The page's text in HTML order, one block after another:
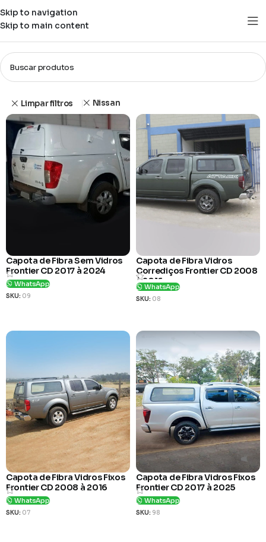
Skip to navigation
Skip to main content
Filtros
Limpar filtros Nissan
Capota de Fibra Sem Vidros
Frontier CD 2017 à 2024
WhatsApp
SKU: 09
Capota de Fibra Vidros
Corrediços Frontier CD 2008
à 2016
WhatsApp
SKU: 08
Capota de Fibra Vidros Fixos
Frontier CD 2008 à 2016
WhatsApp
SKU: 07
Capota de Fibra Vidros Fixos
Frontier CD 2017 à 2025
WhatsApp
SKU: 98